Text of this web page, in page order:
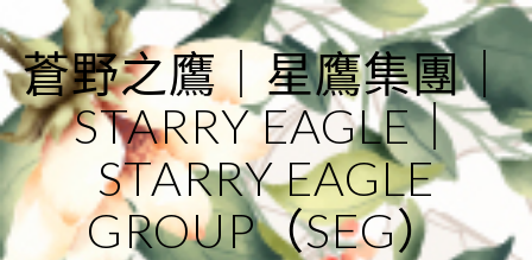
to
content
蒼野之鷹｜星鷹集團｜
STARRY EAGLE｜
STARRY EAGLE
GROUP（SEG）